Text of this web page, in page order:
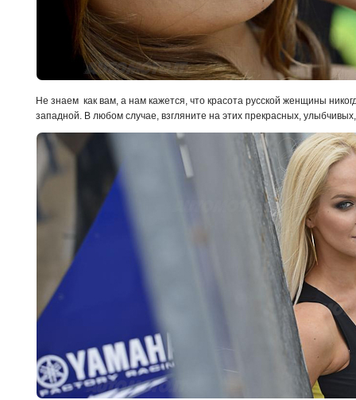
Не знаем как вам, а нам кажется, что красота русской женщины
западной. В любом случае, взгляните на этих прекрасных,